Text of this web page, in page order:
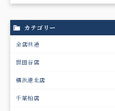
カテゴリー
全店共通
世田谷店
横浜港北店
千葉柏店